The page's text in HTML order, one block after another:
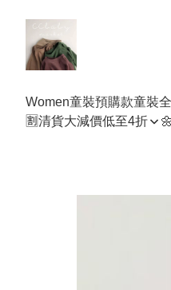
Women童裝預購款童裝
🈹清貨大減價低至4折